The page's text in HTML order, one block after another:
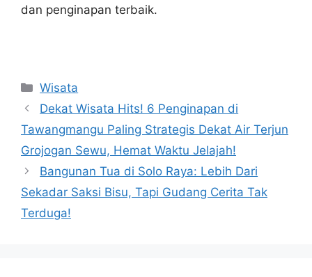
dan penginapan terbaik.
Kategori
Wisata
Dekat Wisata Hits! 6 Penginapan di
Tawangmangu Paling Strategis Dekat Air Terjun
Grojogan Sewu, Hemat Waktu Jelajah!
Bangunan Tua di Solo Raya: Lebih Dari
Sekadar Saksi Bisu, Tapi Gudang Cerita Tak
Terduga!